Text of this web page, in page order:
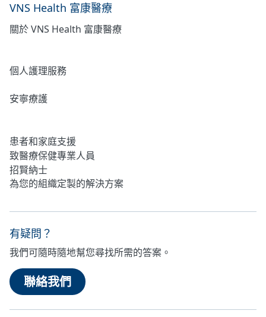
VNS Health 富康醫療
關於 VNS Health 富康醫療
個人護理服務
安寧療護
患者和家庭支援
致醫療保健專業人員
招賢納士
為您的組織定製的解決方案
有疑問？
我們可隨時隨地幫您尋找所需的答案。
聯絡我們